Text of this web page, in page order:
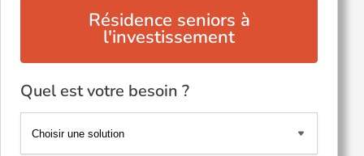
Résidence seniors à
l'investissement
Quel est votre besoin ?